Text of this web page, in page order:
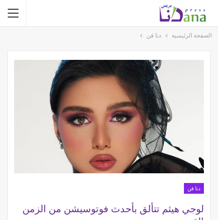
الصفحة الرئيسية دنا فن
دنا فن
لوجي هيثم تتألق بأحدث فوتوسيشن من الزمن